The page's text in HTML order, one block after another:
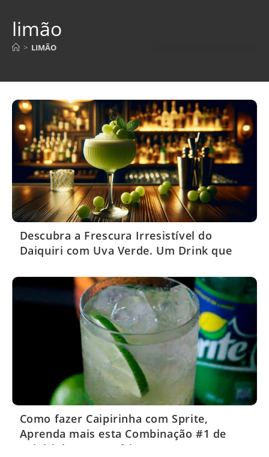
limão
> LIMÃO
Descubra a Frescura Irresistível do
Daiquiri com Uva Verde. Um Drink que
Como fazer Caipirinha com Sprite,
Aprenda mais esta Combinação #1 de
Caipirinha com Refrigerante!